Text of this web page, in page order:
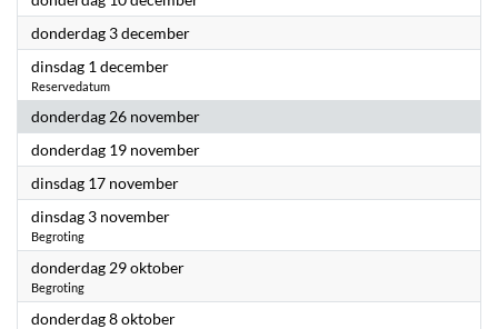
donderdag 3 december2026
dinsdag 1 december2026
Reservedatum
donderdag 26 november2026
donderdag 19 november2026
dinsdag 17 november2026
dinsdag 3 november2026
Begroting
donderdag 29 oktober2026
Begroting
donderdag 8 oktober2026